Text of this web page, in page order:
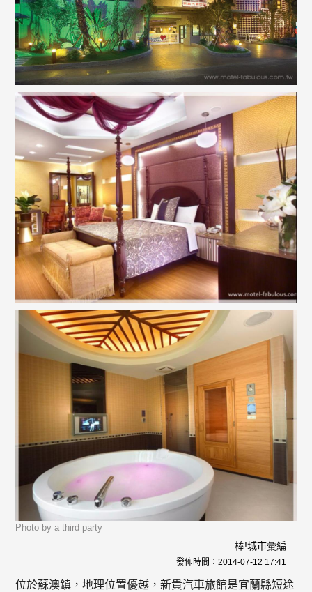
Photo by a third party
棒!城市彙編
發佈時間： 2014-07-12 17:41
位於蘇澳鎮，地理位置優越，新貴汽車旅館是宜蘭縣短途